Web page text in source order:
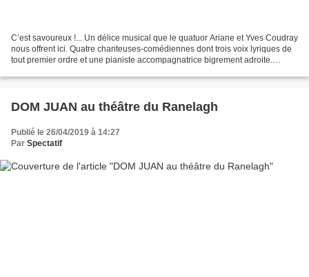
C’est savoureux !... Un délice musical que le quatuor Ariane et Yves Coudray
nous offrent ici. Quatre chanteuses-comédiennes dont trois voix lyriques de
tout premier ordre et une pianiste accompagnatrice bigrement adroite.
DOM JUAN au théâtre du Ranelagh
Publié le 26/04/2019 à 14:27
Par Spectatif